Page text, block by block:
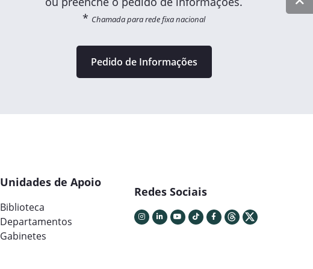
* Chamada para rede fixa nacional
Pedido de Informações
Unidades de Apoio
Biblioteca
Departamentos
Gabinetes
Redes Sociais